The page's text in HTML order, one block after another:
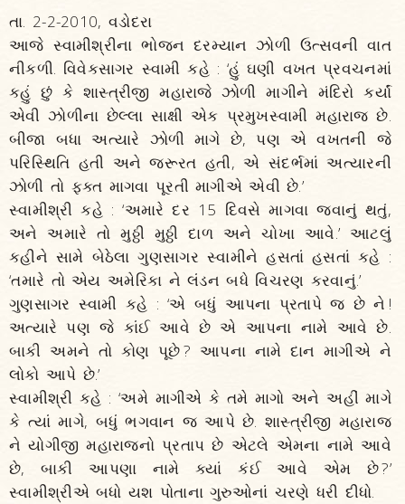
તા. 2-2-2010, વડોદરા
આજે સ્વામીશ્રીના ભોજન દરમ્યાન ઝોળી ઉત્સવની વાત
નીકળી. વિવેકસાગર સ્વામી કહે : ‘હું ઘણી વખત પ્રવચનમાં
કહું છું કે શાસ્ત્રીજી મહારાજે ઝોળી માગીને મંદિરો કર્યાં
એવી ઝોળીના છેલ્લા સાક્ષી એક પ્રમુખસ્વામી મહારાજ છે.
બીજા બધા અત્યારે ઝોળી માગે છે, પણ એ વખતની જે
પરિસ્થિતિ હતી અને જરૂરત હતી, એ સંદર્ભમાં અત્યારની
ઝોળી તો ફક્ત માગવા પૂરતી માગીએ એવી છે.’
સ્વામીશ્રી કહે : ‘અમારે દર 15 દિવસે માગવા જવાનું થતું,
અને અમારે તો મુઠ્ઠી મુઠ્ઠી દાળ અને ચોખા આવે.’ આટલું
કહીને સામે બેઠેલા ગુણસાગર સ્વામીને હસતાં હસતાં કહે :
‘તમારે તો એય અમેરિકા ને લંડન બધે વિચરણ કરવાનું.’
ગુણસાગર સ્વામી કહે : ‘એ બધું આપના પ્રતાપે જ છે ને !
અત્યારે પણ જે કાંઈ આવે છે એ આપના નામે આવે છે.
બાકી અમને તો કોણ પૂછે ? આપના નામે દાન માગીએ ને
લોકો આપે છે.’
સ્વામીશ્રી કહે : ‘અમે માગીએ કે તમે માગો અને અહીં માગે
કે ત્યાં માગે, બધું ભગવાન જ આપે છે. શાસ્ત્રીજી મહારાજ
ને યોગીજી મહારાજનો પ્રતાપ છે એટલે એમના નામે આવે
છે, બાકી આપણા નામે ક્યાં કંઈ આવે એમ છે ?’
સ્વામીશ્રીએ બધો યશ પોતાના ગુરુઓનાં ચરણે ધરી દીધો.